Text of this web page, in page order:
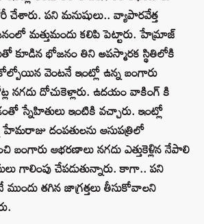
చేశారు. పని మనుషులు.. వ్యాపారవేత్త
మత్తుమందు కలిపి పెట్టారు. హేమ్రాజ్
కూడిన భోజనం తిని అపస్మారక స్థితిలోకి
కోల్పోయిన వెంటనే ఇంట్లో ఉన్న బంగారు
నగదు దోచుకెళ్లారు. ఉదయం వాకింగ్ కి
స్నేహితులు ఇంటికి వచ్చారు. ఇంట్లో
హేమరాజు దంపతులను ఆసుపత్రిలో
బంగారు ఆభరణాలు నగదు ఎత్తుకెళ్లిన నేపాలి
గాలింపు చేపడుతున్నారు. కాగా.. పని
ముందు తగిన జాగ్రత్తలు తీసుకోవాలని